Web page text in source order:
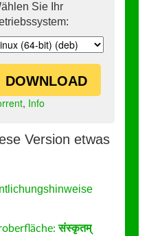
Sie Ihr
DOWNLOAD
, Info
Version etwas
संस्कृतम्